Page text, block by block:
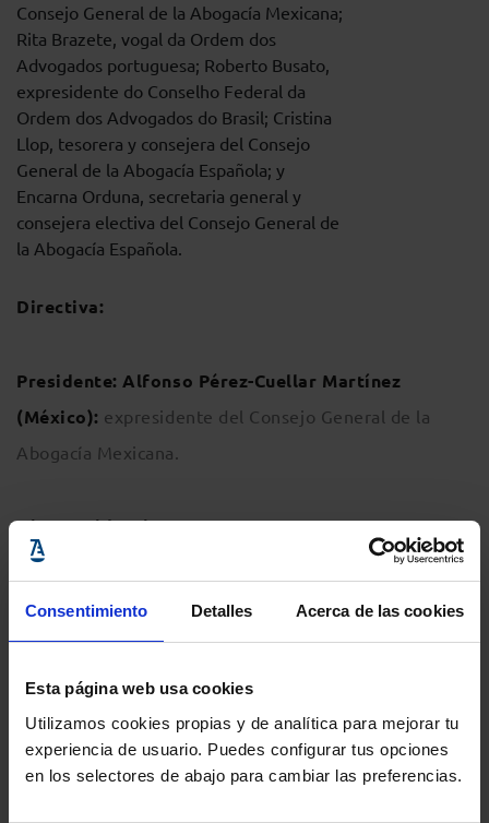
Consentimiento Detalles Acerca de las cookies
Esta página web usa cookies
Utilizamos cookies propias y de analítica para mejorar tu
experiencia de usuario. Puedes configurar tus opciones
en los selectores de abajo para cambiar las preferencias.
Consejo General de la Abogacía Mexicana;
Rita Brazete, vogal da Ordem dos
Advogados portuguesa; Roberto Busato,
expresidente do Conselho Federal da
Ordem dos Advogados do Brasil; Cristina
Llop, tesorera y consejera del Consejo
General de la Abogacía Española; y
Encarna Orduna, secretaria general y
consejera electiva del Consejo General de
la Abogacía Española.
Directiva:
Presidente: Alfonso Pérez-Cuellar Martínez
(México): expresidente del Consejo General de la
Abogacía Mexicana.
Vicepresidencias:
Ricardo de Felipe (Argentina):
vicepresidente
primero del Colegio de Abogados de San Nicolás y
Rita Brazete (Portugal):vogal da Ordem dos